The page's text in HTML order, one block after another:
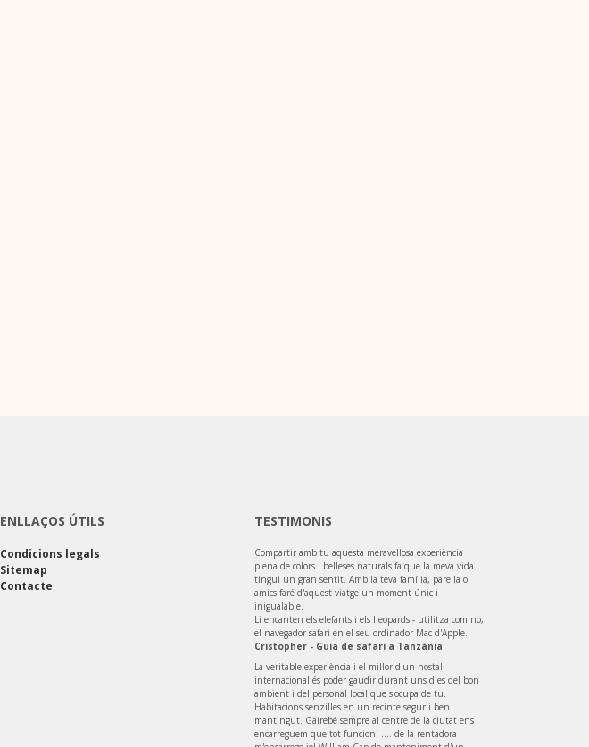
ENLLAÇOS ÚTILS
Condicions legals
Sitemap
Contacte
TESTIMONIS
Compartir amb tu aquesta meravellosa experiència
plena de colors i belleses naturals fa que la meva vida
tingui un gran sentit. Amb la teva família, parella o
amics faré d'aquest viatge un moment únic i
inigualable.
Li encanten els elefants i els lleopards - utilitza com no,
el navegador safari en el seu ordinador Mac d'Apple.
Cristopher - Guia de safari a Tanzània
La veritable experiència i el millor d'un hostal
internacional és poder gaudir durant uns dies del bon
ambient i del personal local que s'ocupa de tu.
Habitacions senzilles en un recinte segur i ben
mantingut. Gairebé sempre al centre de la ciutat ens
encarreguem que tot funcioni .... de la rentadora